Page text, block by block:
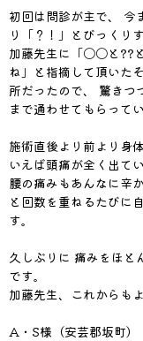
初回は問診が主で、 今
り「？！」とびっくり
加藤先生に「〇〇と
ね」と指摘して頂いた
所だったので、 驚きつ
まで通わせてもらってい
施術直後より前より身
いえば頭痛が全く出て
腰の痛みもあんなに辛
と回数を重ねるたびに
す。
久しぶりに 痛みをほと
です。
加藤先生、これからも
A・S様（安芸郡坂町）